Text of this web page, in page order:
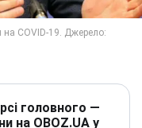
головного —
на OBOZ.UA у